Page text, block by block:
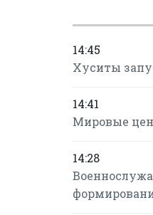
14:45
Хуситы
14:41
Мировые
14:28